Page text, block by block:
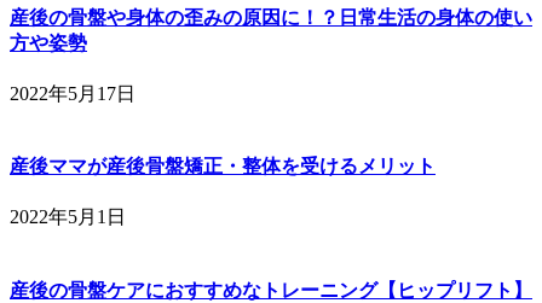
産後の骨盤や身体の歪みの原因に！？日常生活の身体の使い
方や姿勢
2022年5月17日
産後ママが産後骨盤矯正・整体を受けるメリット
2022年5月1日
産後の骨盤ケアにおすすめなトレーニング【ヒップリフト】